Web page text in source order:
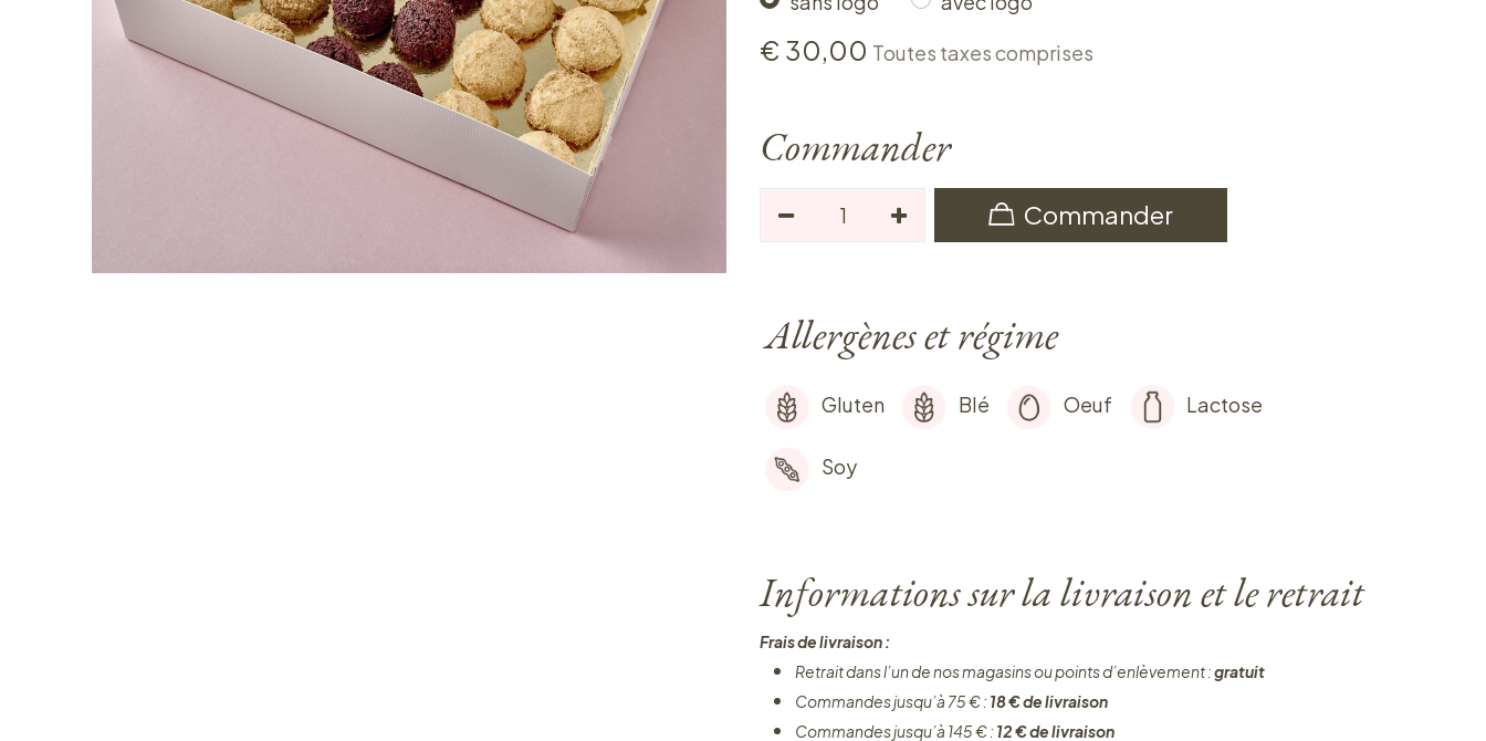
€ 30,00 Toutes taxes comprises
Commander
Commander
Allergènes et régime
Gluten Blé Oeuf Lactose
Soy
Informations sur la livraison et le retrait
Frais de livraison :
Retrait dans l’un de nos magasins ou points d’enlèvement :gratuit
Commandes jusqu’à 75 € : 18 € de livraison
Commandes jusqu’à 145 € : 12 € de livraison